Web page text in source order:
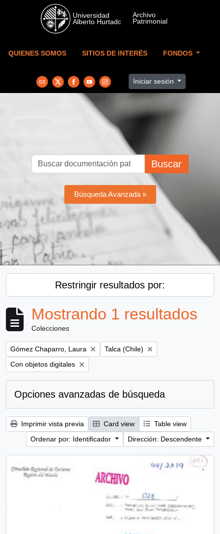
Skip to main content
QUIENES SOMOS SITIOS DE INTERÉS FONDOS
Iniciar sesión
Buscar
Búsqueda Avanzada »
Restringir resultados por:
Mostrando 1 resultados
Colecciones
Remove filter:
Gómez Chaparro, Laura Remove filter:
Talca (Chile)
Remove filter:
Con objetos digitales
Opciones avanzadas de búsqueda
Imprimir vista previa Card view
Table view
Ordenar por: Identificador
Dirección: Descendente